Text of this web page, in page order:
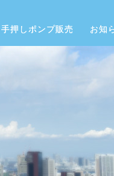
手押しポンプ販売 お知